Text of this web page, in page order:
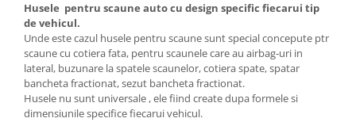
Husele pentru scaune auto cu design specific fiecarui tip
de vehicul.
Unde este cazul husele pentru scaune sunt special concepute ptr
scaune cu cotiera fata, pentru scaunele care au airbag-uri in
lateral, buzunare la spatele scaunelor, cotiera spate, spatar
bancheta fractionat, sezut bancheta fractionat.
Husele nu sunt universale , ele fiind create dupa formele si
dimensiunile specifice fiecarui vehicul.